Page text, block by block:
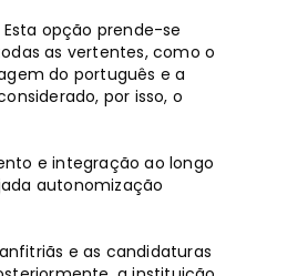
opção prende-se
as vertentes, como o
do português e a
por isso, o
e integração ao longo
autonomização
e as candidaturas